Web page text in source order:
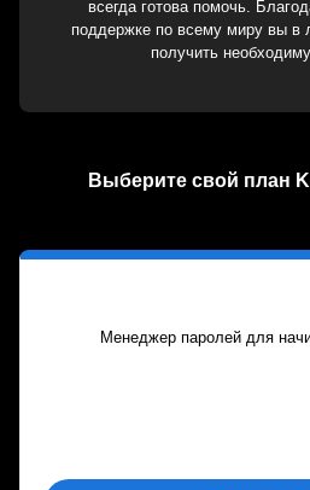
всегда готова помочь.
поддержке по всему миру вы в
получить
Выберите свой план
Менеджер паролей для